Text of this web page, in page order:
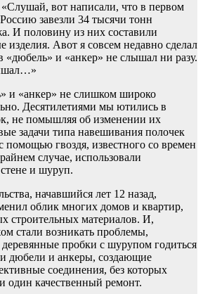
«Слушай, вот написали, что в первом
завезли 34 тысячи тонн
И половину из них составили
изделия. Авот я совсем недавно сделал
«дюбель» и «анкер» не слышал ни разу.
и «анкер» не слишком широко
Десятилетиями мы ютились в
не помышляя об изменении их
задачи типа навешивания полочек
помощью гвоздя, известного со времен
случае, использовали
и шуруп.
начавшийся лет 12 назад,
облик многих домов и квартир,
строительных материалов. И,
стали возникать проблемы,
пробки с шурупом годиться
дюбели и анкеры, создающие
соединения, без которых
один качественный ремонт.